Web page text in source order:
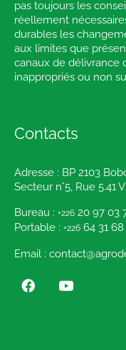
pas toujours les
réellement
durables les
aux limites que
canaux de délivrance
inappropriés ou non
Contacts
Adresse : BP 2103
Secteur n°5, Rue 5.41
Bureau : +226 20 97 03
Portable : +226 64 31 68
Email :